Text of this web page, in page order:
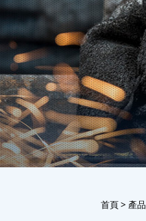
門窗五金配件
首頁> 產品